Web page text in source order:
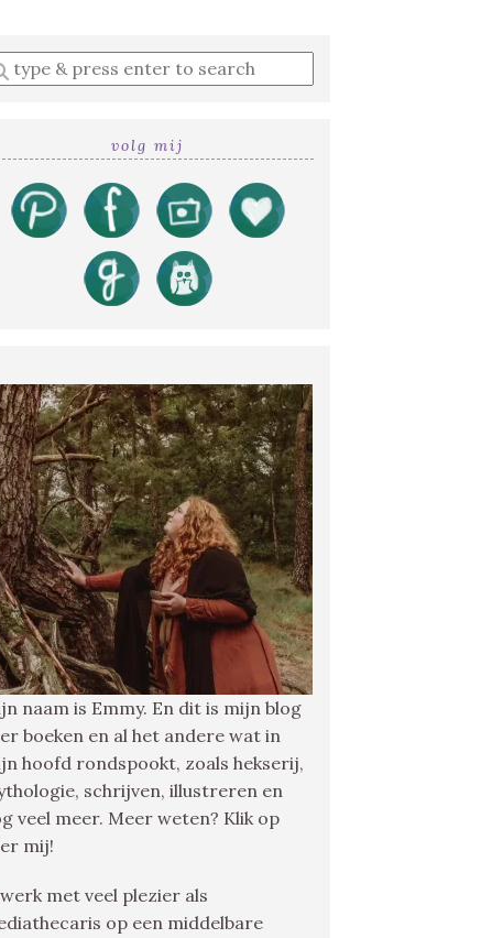
volg mij
naam is Emmy. En dit is mijn blog
boeken en al het andere wat in
hoofd rondspookt, zoals hekserij,
schrijven, illustreren en
veel meer. Meer weten? Klik op
mij!
met veel plezier als
op een middelbare